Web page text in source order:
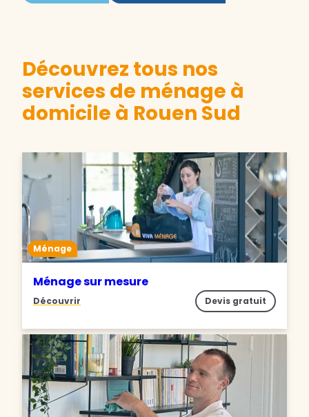
Découvrez tous nos
services de ménage à
domicile à Rouen Sud
Ménage
Ménage sur mesure
Découvrir Devis gratuit